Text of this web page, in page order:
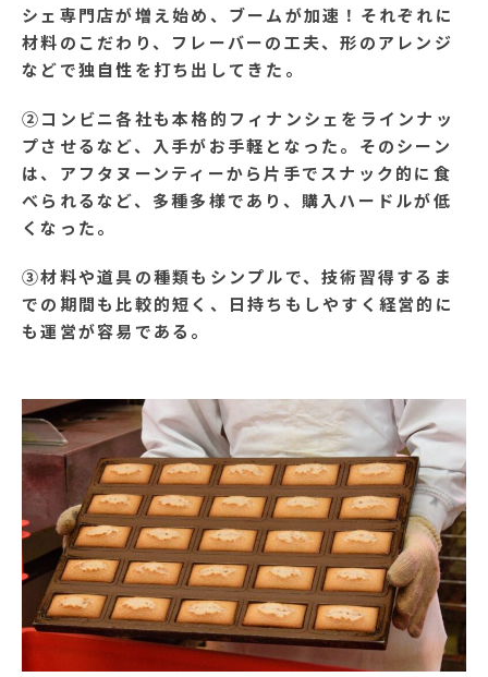
シェ専門店が増え始め、ブームが加速！それぞれに
材料のこだわり、フレーバーの工夫、形のアレンジ
などで独自性を打ち出してきた。
②コンビニ各社も本格的フィナンシェをラインナッ
プさせるなど、入手がお手軽となった。そのシーン
は、アフタヌーンティーから片手でスナック的に食
べられるなど、多種多様であり、購入ハードルが低
くなった。
③材料や道具の種類もシンプルで、技術習得するま
での期間も比較的短く、日持ちもしやすく経営的に
も運営が容易である。